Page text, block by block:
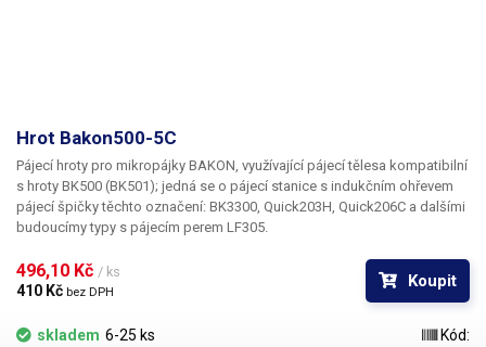
Hrot Bakon500-5C
Pájecí hroty pro mikropájky BAKON, využívající pájecí tělesa kompatibilní
s hroty BK500 (BK501); jedná se o pájecí stanice s indukčním ohřevem
pájecí špičky těchto označení: BK3300, Quick203H, Quick206C a dalšími
budoucímy typy s pájecím perem LF305.
496,10 Kč / ks
410 Kč bez DPH
Koupit
skladem 6-25 ks
Kód: